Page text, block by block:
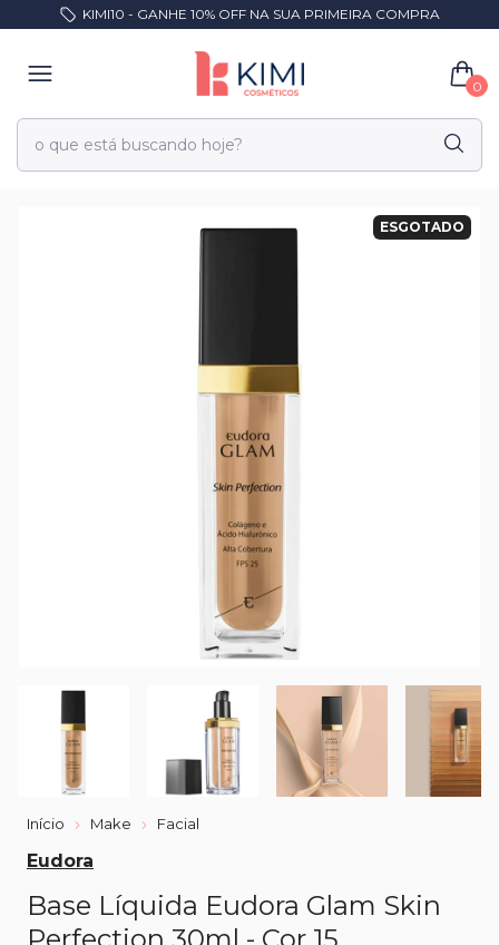
KIMI10 - GANHE 10% OFF NA SUA PRIMEIRA COMPRA
0
ESGOTADO
Início Make Facial
Eudora
Base Líquida Eudora Glam Skin